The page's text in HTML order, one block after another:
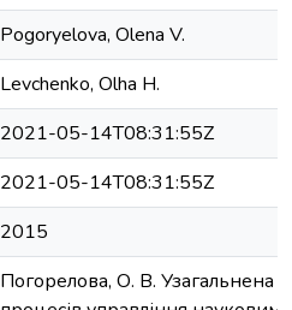
Pogoryelova, Olena V.
Levchenko, Olha Н.
2021-05-14T08:31:55Z
2021-05-14T08:31:55Z
2015
Погорелова, О. В. Узагальнена